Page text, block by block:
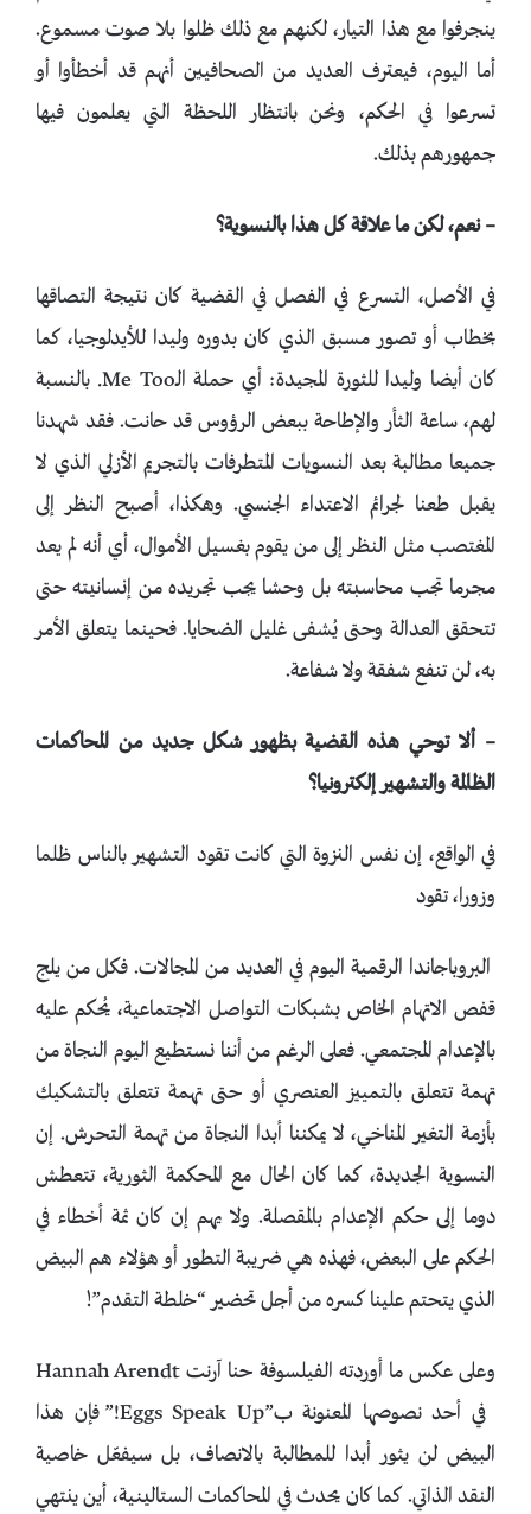
ينجرفوا مع هذا التيار، لكنهم مع ذلك ظلوا بلا صوت مسموع.
أما اليوم، فيعترف العديد من الصحافيين أنهم قد أخطأوا أو
تسرعوا في الحكم، ونحن بانتظار اللحظة التي يعلمون فيها
جمهورهم بذلك.
– نعم، لكن ما علاقة كل هذا بالنسوية؟
في الأصل، التسرع في الفصل في القضية كان نتيجة التصاقها
بخطاب أو تصور مسبق الذي كان بدوره وليدا للأيدلوجيا، كما
كان أيضا وليدا للثورة المجيدة: أي حملة الـMe Too. بالنسبة
لهم، ساعة الثأر والإطاحة ببعض الرؤوس قد حانت. فقد شهدنا
جميعا مطالبة بعد النسويات المتطرفات بالتجريم الأزلي الذي لا
يقبل طعنا لجرائم الاعتداء الجنسي. وهكذا، أصبح النظر إلى
المغتصب مثل النظر إلى من يقوم بغسيل الأموال، أي أنه لم يعد
مجرما تجب محاسبته بل وحشا يجب تجريده من إنسانيته حتى
تتحقق العدالة وحتى يُشفى غليل الضحايا. فحينما يتعلق الأمر
به، لن تنفع شفقة ولا شفاعة.
– ألا توحي هذه القضية بظهور شكل جديد من المحاكمات
الظالمة والتشهير إلكترونيا؟
في الواقع، إن نفس النزوة التي كانت تقود التشهير بالناس ظلما
وزورا، تقود
البروباجاندا الرقمية اليوم في العديد من المجالات. فكل من يلج
قفص الاتهام الخاص بشبكات التواصل الاجتماعية، يُحكم عليه
بالإعدام المجتمعي. فعلى الرغم من أننا نستطيع اليوم النجاة من
تهمة تتعلق بالتمييز العنصري أو حتى تهمة تتعلق بالتشكيك
بأزمة التغير المناخي، لا يمكننا أبدا النجاة من تهمة التحرش. إن
النسوية الجديدة، كما كان الحال مع المحكمة الثورية، تتعطش
دوما إلى حكم الإعدام بالمقصلة. ولا يهم إن كان ثمة أخطاء في
الحكم على البعض، فهذه هي ضريبة التطور أو هؤلاء هم البيض
الذي يتحتم علينا كسره من أجل تحضير “خلطة التقدم”!
وعلى عكس ما أوردته الفيلسوفة حنا آرنت Hannah Arendt
في أحد نصوصها المعنونة ب”Eggs Speak Up!” فإن هذا
البيض لن يثور أبدا للمطالبة بالانصاف، بل سيفعّل خاصية
النقد الذاتي. كما كان يحدث في المحاكمات الستالينية، أين ينتهي